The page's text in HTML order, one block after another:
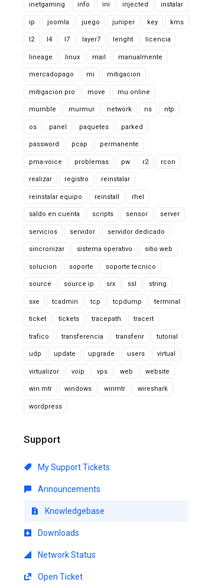
inetgaming info ini injected instalar
ip joomla juego juniper key kms
l2 l4 l7 layer7 lenght licencia
lineage linux mail manualmente
mercadopago mi mitigacion
mitigacion pro move mu online
mumble murmur network ns ntp
os panel paquetes parked
password pcap permanente
pma-voice problemas pw r2 rcon
realizar registro reinstalar
reinstalar equipo reinstall rhel
saldo en cuenta scripts sensor server
servicios servidor servidor dedicado
sincronizar sistema operativo sitio web
solucion soporte soporte tecnico
source source ip srx ssl string
sxe tcadmin tcp tcpdump terminal
ticket tickets tracepath tracert
trafico transferencia transferir tutorial
udp update upgrade users virtual
virtualizor voip vps web website
win mtr windows winmtr wireshark
wordpress
Support
My Support Tickets
Announcements
Knowledgebase
Downloads
Network Status
Open Ticket